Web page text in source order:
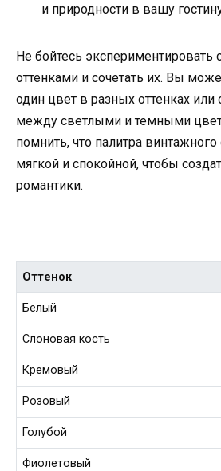
и природности в вашу
Не бойтесь экспериментировать
оттенками и сочетать их. Вы
один цвет в разных оттенках или
между светлыми и темными
помнить, что палитра
мягкой и спокойной, чтобы
романтики.
Оттенок
Белый
Слоновая кость
Кремовый
Розовый
Голубой
Фиолетовый